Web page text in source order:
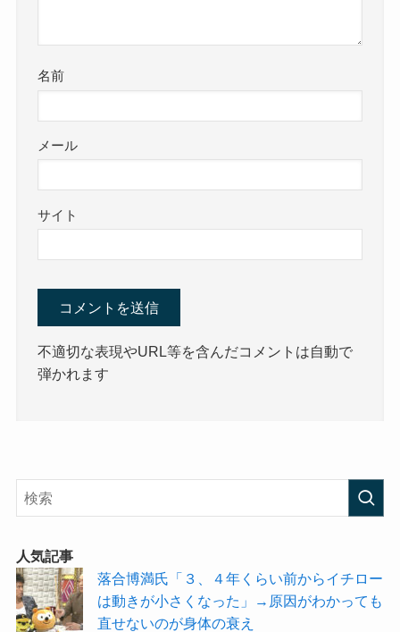
名前
メール
サイト
不適切な表現やURL等を含んだコメントは自動で
弾かれます
人気記事
落合博満氏「３、４年くらい前からイチロー
は動きが小さくなった」→原因がわかっても
直せないのが身体の衰え